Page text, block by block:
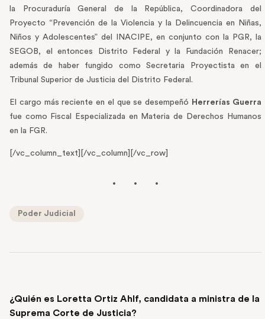
la Procuraduría General de la República, Coordinadora del
Proyecto “Prevención de la Violencia y la Delincuencia en Niñas,
Niños y Adolescentes” del INACIPE, en conjunto con la PGR, la
SEGOB, el entonces Distrito Federal y la Fundación Renacer;
además de haber fungido como Secretaria Proyectista en el
Tribunal Superior de Justicia del Distrito Federal.
El cargo más reciente en el que se desempeñó
Herrerías Guerra
fue como Fiscal Especializada en Materia de Derechos Humanos
en la FGR.
[/vc_column_text][/vc_column][/vc_row]
Poder Judicial
¿Quién es Loretta Ortiz Ahlf, candidata a ministra de la
Suprema Corte de Justicia?